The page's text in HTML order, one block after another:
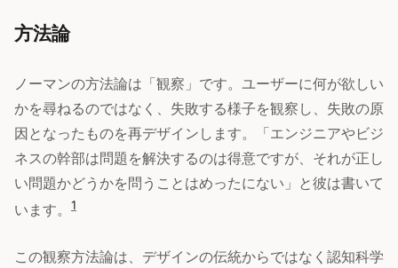
方法論
ノーマンの方法論は「観察」です。ユーザーに何が欲しい
かを尋ねるのではなく、失敗する様子を観察し、失敗の原
因となったものを再デザインします。「エンジニアやビジ
ネスの幹部は問題を解決するのは得意ですが、それが正し
い問題かどうかを問うことはめったにない」と彼は書いて
います。
1
この観察方法論は、デザインの伝統からではなく認知科学